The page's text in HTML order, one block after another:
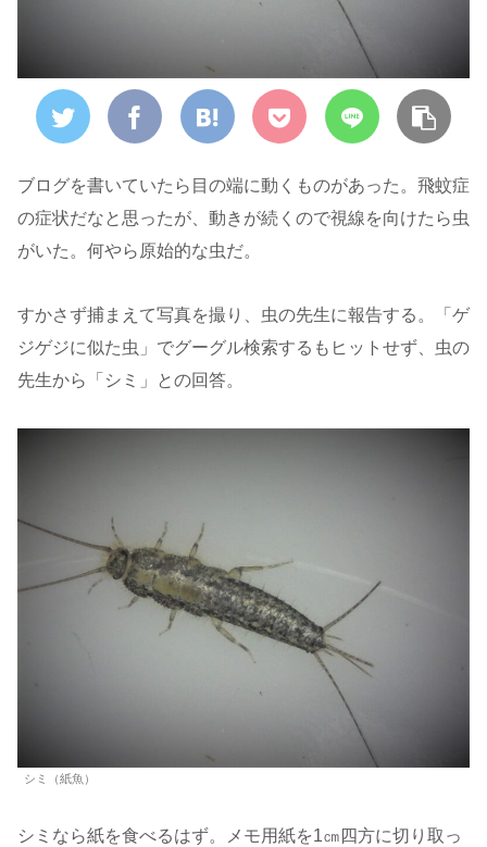
ブログを書いていたら目の端に動くものがあった。飛蚊症
の症状だなと思ったが、動きが続くので視線を向けたら虫
がいた。何やら原始的な虫だ。
すかさず捕まえて写真を撮り、虫の先生に報告する。「ゲ
ジゲジに似た虫」でグーグル検索するもヒットせず、虫の
先生から「シミ」との回答。
シミ（紙魚）
シミなら紙を食べるはず。メモ用紙を1㎝四方に切り取っ